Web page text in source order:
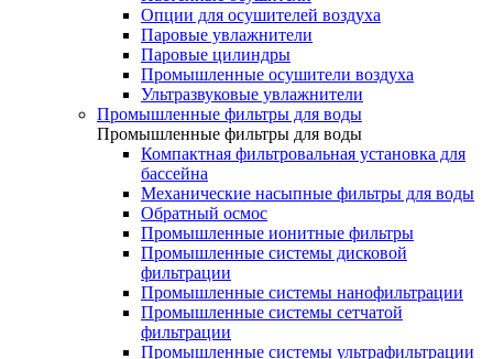
Опции для осушителей воздуха
Паровые увлажнители
Паровые цилиндры
Промышленные осушители воздуха
Ультразвуковые увлажнители
Промышленные фильтры для воды
Промышленные фильтры для воды
Компактная фильтровальная установка для
бассейна
Механические насыпные фильтры для воды
Обратный осмос
Промышленные ионитные фильтры
Промышленные системы дисковой
фильтрации
Промышленные системы нанофильтрации
Промышленные системы сетчатой
фильтрации
Промышленные системы ультрафильтрации